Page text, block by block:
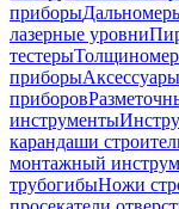
приборы
лазерные уровни
тестеры
приборы
приборов
инструменты
карандаши
монтажный
трубогибыНожи